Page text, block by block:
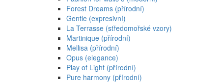
Forest Dreams (přírodní)
Gentle (expresivní)
La Terrasse (středomořské vzory)
Martinique (přírodní)
Mellisa (přírodní)
Opus (elegance)
Play of Light (přírodní)
Pure harmony (přírodní)